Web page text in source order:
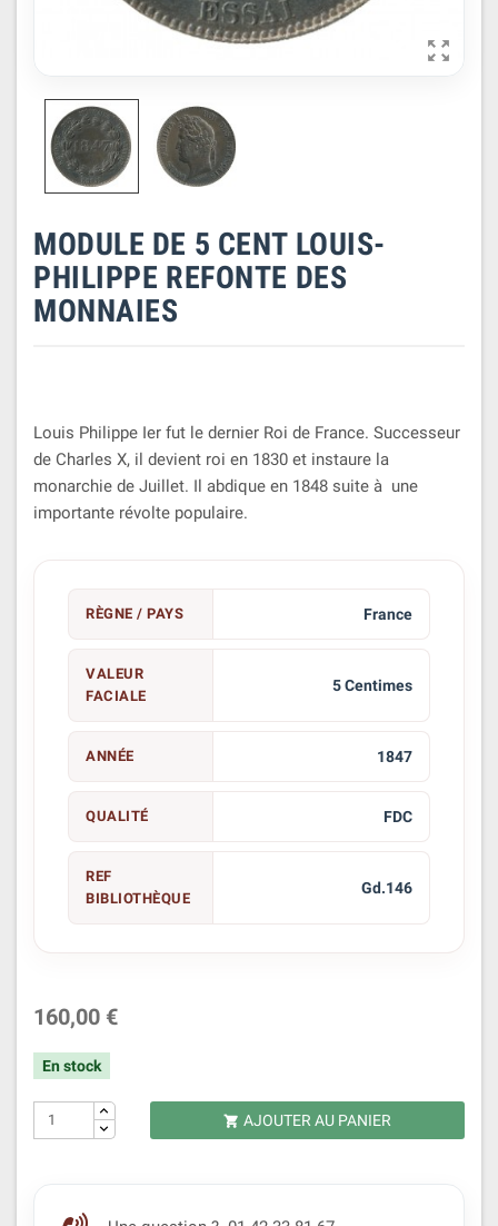

MODULE DE 5 CENT LOUIS-
PHILIPPE REFONTE DES
MONNAIES
Louis Philippe Ier fut le dernier Roi de France. Successeur
de Charles X, il devient roi en 1830 et instaure la
monarchie de Juillet. Il abdique en 1848 suite à une
importante révolte populaire.
RÈGNE / PAYS France
VALEUR
FACIALE
5 Centimes
ANNÉE 1847
QUALITÉ FDC
REF
BIBLIOTHÈQUE
Gd.146
160,00 €
En stock
 AJOUTER AU PANIER